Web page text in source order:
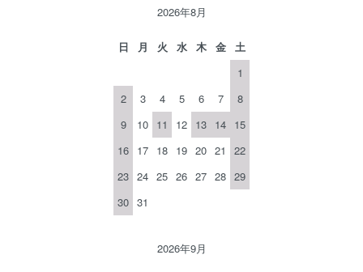
2026年8月
日 月 火 水 木 金
土
1
2
3 4 5 6 7
8
9
10 11 12 13 14 15
16 17 18 19 20 21
22
23 24 25 26 27 28 29
30 31
2026年9月